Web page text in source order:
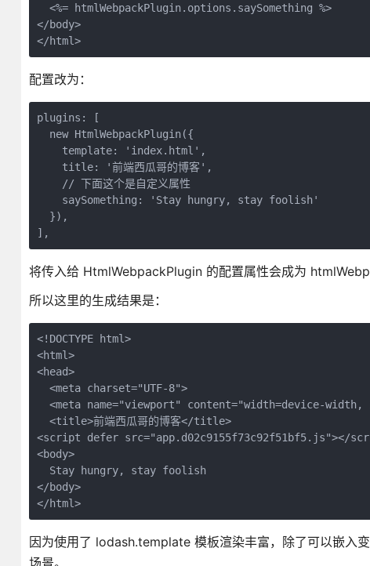
  <%= htmlWebpackPlugin.options.saySomething %>
</body>
</html>
配置改为：
plugins: [
  new HtmlWebpackPlugin({
    template: 'index.html',
    title: '前端西瓜哥的博客',
    // 下面这个是自定义属性
    saySomething: 'Stay hungry, stay foolish'
  }),
将传入给 HtmlWebpackPlugin 的配置属性会成为
所以这里的生成结果是：
<!DOCTYPE html>
<html>
<head>
  <meta charset="UTF-8">
<meta name="viewport" content="width=device-width,
  <title>前端西瓜哥的博客</title>
<script defer src="app.d02c9155f73c92f51bf5.js"></
<body>
  Stay hungry, stay foolish
</body>
</html>
因为使用了 lodash.template 模板渲染丰富，除了可以嵌入
场景。